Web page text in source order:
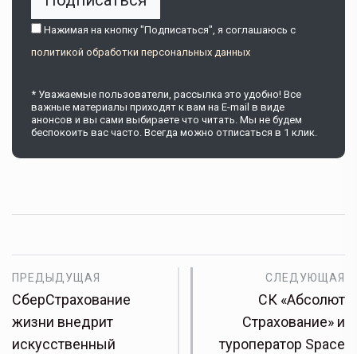
Нажимая на кнопку "Подписаться", я соглашаюсь c
политикой обработки персональных данных
* Уважаемые пользователи, рассылка это удобно! Все
важные материалы приходят к вам на E-mail в виде
анонсов и вы сами выбираете что читать. Мы не будем
беспокоить вас часто. Всегда можно отписаться в 1 клик.
ПРЕДЫДУЩАЯ
СберСтрахование
жизни внедрит
искусственный
СЛЕДУЮЩАЯ
СК «Абсолют
Страхование» и
туроператор Space